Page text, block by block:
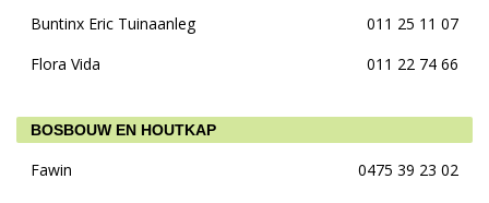
Buntinx Eric Tuinaanleg
011 25 11 07
Flora Vida
011 22 74 66
BOSBOUW EN HOUTKAP
Fawin 0475 39 23 02